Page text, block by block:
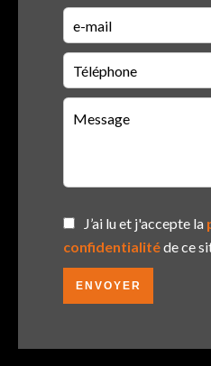
J’ai lu et j'accepte la
confidentialitéde ce
ENVOYER